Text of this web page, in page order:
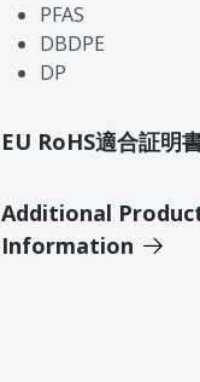
PFAS
DBDPE
DP
EU RoHS適合証明
Additional
Information